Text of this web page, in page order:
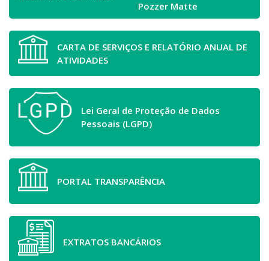
Pozzer Matte
CARTA DE SERVIÇOS E RELATÓRIO ANUAL DE
ATIVIDADES
Lei Geral de Proteção de Dados
Pessoais (LGPD)
PORTAL TRANSPARÊNCIA
EXTRATOS BANCÁRIOS